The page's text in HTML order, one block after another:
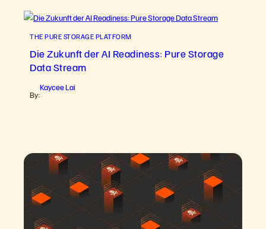
THE PURE STORAGE PLATFORM
Die Zukunft der AI Readiness: Pure Storage
Data Stream
By:
Kaycee Lai